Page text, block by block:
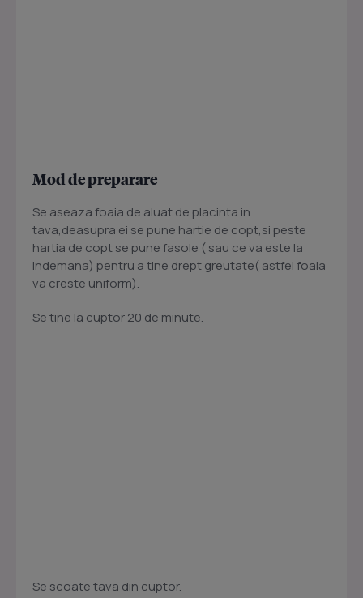
Mod de preparare
Se aseaza foaia de aluat de placinta in
tava,deasupra ei se pune hartie de copt,si peste
hartia de copt se pune fasole ( sau ce va este la
indemana) pentru a tine drept greutate( astfel foaia
va creste uniform).
Se tine la cuptor 20 de minute.
Se scoate tava din cuptor.